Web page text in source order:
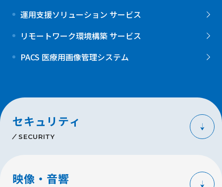
運用支援ソリューション サービス
リモートワーク環境構築 サービス
PACS 医療用画像管理システム
セキュリティ
SECURITY
映像・音響